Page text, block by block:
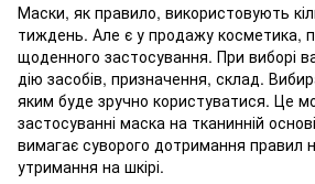
Маски, як правило, використовують
тиждень. Але є у продажу косметика,
щоденного застосування. При виборі
дію засобів, призначення, склад.
яким буде зручно користуватися. Це
застосуванні маска на тканинній
вимагає суворого дотримання правил
утримання на шкірі.